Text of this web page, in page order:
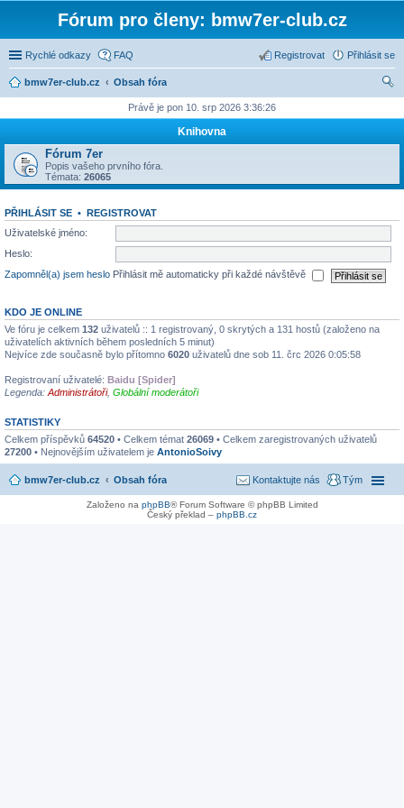
Fórum pro členy: bmw7er-club.cz
Rychlé odkazy FAQ Přihlásit se
Registrovat
bmw7er-club.cz
Obsah fóra
Právě je pon 10. srp 2026 3:36:26
Knihovna
Fórum 7er
Popis vašeho prvního fóra.
Témata: 26065
PŘIHLÁSIT SE • REGISTROVAT
Uživatelské jméno:
Heslo:
Zapomněl(a) jsem heslo Přihlásit mě automaticky při každé návštěvě
KDO JE ONLINE
Ve fóru je celkem 132 uživatelů :: 1 registrovaný, 0 skrytých a 131 hostů (založeno na
uživatelích aktivních během posledních 5 minut)
Nejvíce zde současně bylo přítomno 6020 uživatelů dne sob 11. črc 2026 0:05:58
Registrovaní uživatelé: Baidu [Spider]
Legenda: Administrátoři, Globální moderátoři
STATISTIKY
Celkem příspěvků 64520 • Celkem témat 26069 • Celkem zaregistrovaných uživatelů
27200 • Nejnovějším uživatelem je AntonioSoivy
bmw7er-club.cz Obsah fóra Tým
Kontaktujte nás
Založeno na phpBB® Forum Software © phpBB Limited
Český překlad – phpBB.cz